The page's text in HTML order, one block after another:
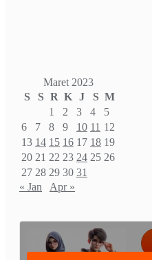
Maret 2023
S
S R K J S M
1
2 3 4
5
6
7 8 9 10 11 12
13 14 15 16 17 18 19
20 21 22 23 24 25 26
27 28 29 30 31
« Jan
Apr »